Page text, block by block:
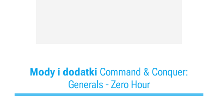
Mody i dodatki Command & Conquer:
Generals - Zero Hour